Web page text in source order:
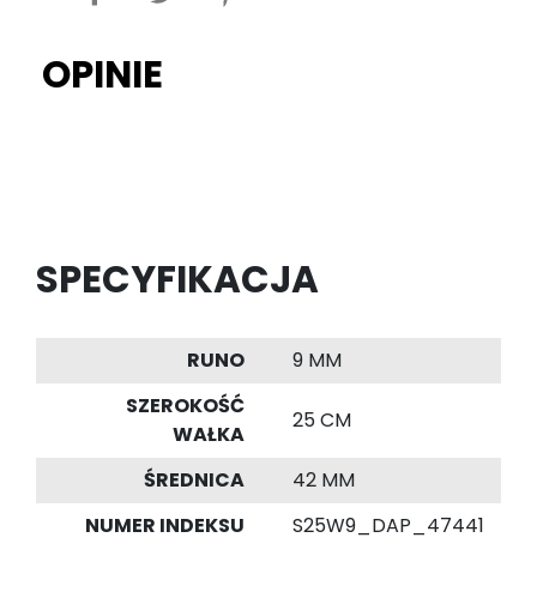
OPINIE
SPECYFIKACJA
RUNO
9 MM
SZEROKOŚĆ
WAŁKA
25 CM
ŚREDNICA
42 MM
NUMER INDEKSU
S25W9_DAP_47441